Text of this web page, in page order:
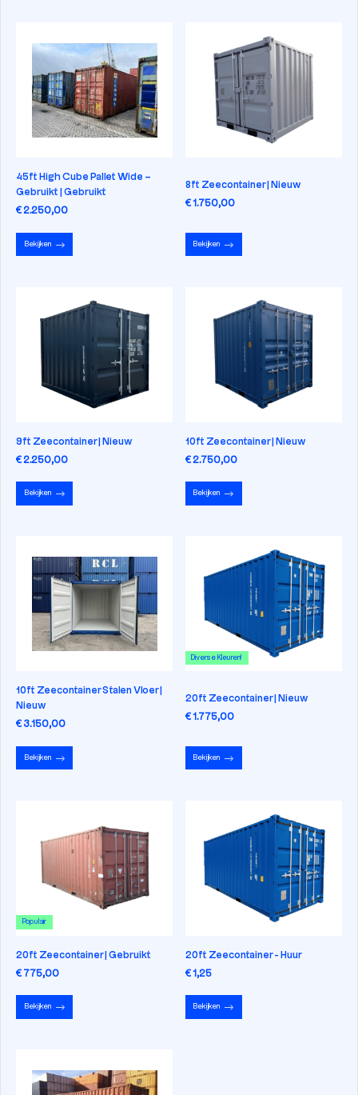
45ft High Cube Pallet Wide –
Gebruikt | Gebruikt
€ 2.250,00
Bekijken
8ft Zeecontainer | Nieuw
€ 1.750,00
Bekijken
9ft Zeecontainer | Nieuw
€ 2.250,00
Bekijken
10ft Zeecontainer | Nieuw
€ 2.750,00
Bekijken
10ft Zeecontainer Stalen Vloer |
Nieuw
€ 3.150,00
Bekijken
Diverse Kleuren!
20ft Zeecontainer | Nieuw
€ 1.775,00
Bekijken
Populair
20ft Zeecontainer | Gebruikt
€ 775,00
Bekijken
20ft Zeecontainer - Huur
€ 1,25
Bekijken